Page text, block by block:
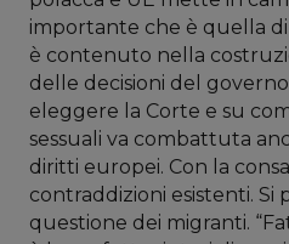
importante che è quella
è contenuto nella
delle decisioni del
eleggere la Corte e su
sessuali va combattuta
diritti europei. Con la
contraddizioni esistenti. Si
questione dei migranti.